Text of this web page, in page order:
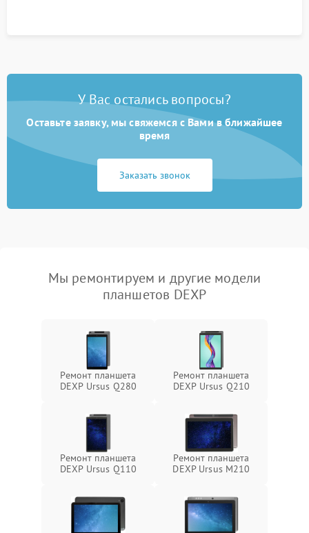
У Вас остались вопросы?
Оставьте заявку, мы свяжемся с Вами в ближайшее
время
Заказать звонок
Мы ремонтируем и другие модели
планшетов DEXP
Ремонт планшета
DEXP Ursus Q280
Ремонт планшета
DEXP Ursus Q210
Ремонт планшета
DEXP Ursus Q110
Ремонт планшета
DEXP Ursus M210